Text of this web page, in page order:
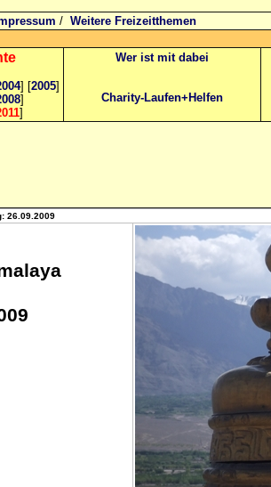
/ Weitere Freizeitthemen
] [2005]
]
]
Wer ist mit dabei
Charity-Laufen+Helfen
26.09.2009